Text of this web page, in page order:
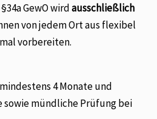
GewO wirdausschließlich
von jedem Ort aus flexibel
vorbereiten.
4 Monate und
mündliche Prüfung bei